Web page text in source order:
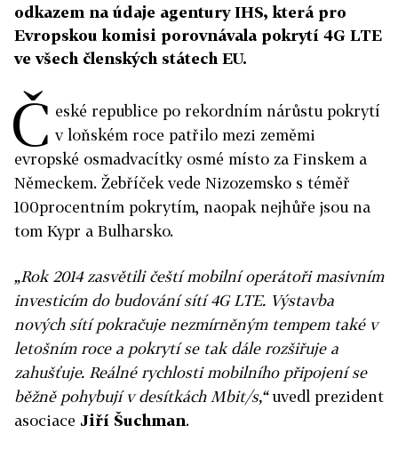
odkazem na údaje agentury IHS, která pro
Evropskou komisi porovnávala pokrytí 4G LTE
ve všech členských státech EU.
Č eské republice po rekordním nárůstu pokrytí
v loňském roce patřilo mezi zeměmi
evropské osmadvacítky osmé místo za Finskem a
Německem. Žebříček vede Nizozemsko s téměř
100procentním pokrytím, naopak nejhůře jsou na
tom Kypr a Bulharsko.
„Rok 2014 zasvětili čeští mobilní operátoři masivním
investicím do budování sítí 4G LTE. Výstavba
nových sítí pokračuje nezmírněným tempem také v
letošním roce a pokrytí se tak dále rozšiřuje a
zahušťuje. Reálné rychlosti mobilního připojení se
běžně pohybují v desítkách Mbit/s,“uvedl prezident
asociace Jiří Šuchman.